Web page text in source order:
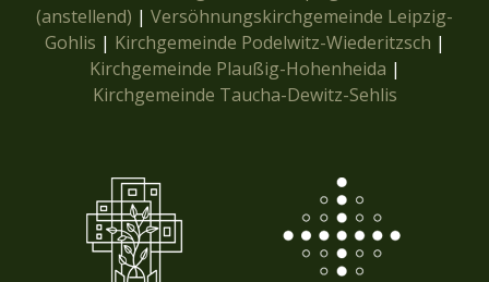
(anstellend) | Versöhnungskirchgemeinde Leipzig-
Gohlis | Kirchgemeinde Podelwitz-Wiederitzsch |
Kirchgemeinde Plaußig-Hohenheida |
Kirchgemeinde Taucha-Dewitz-Sehlis